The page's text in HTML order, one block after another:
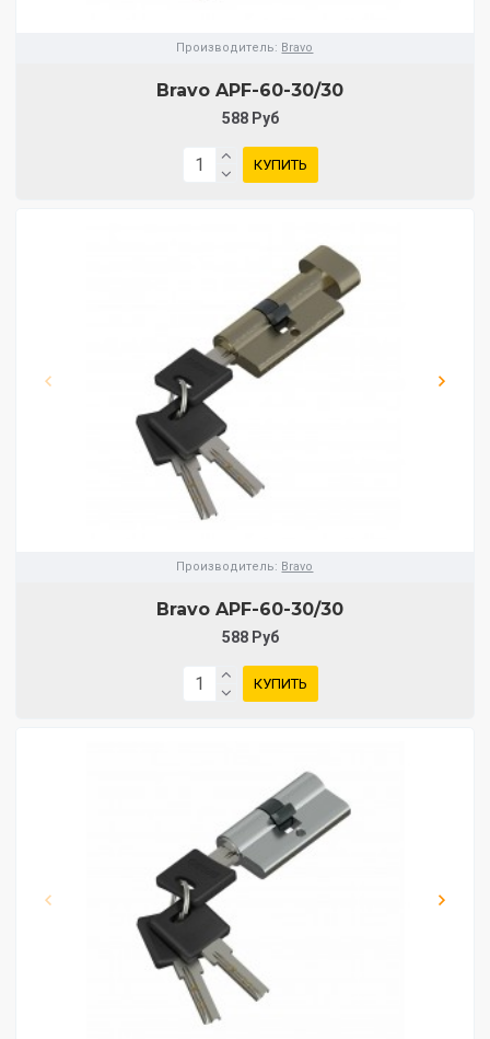
Производитель: Bravo
Bravo AРF-60-30/30
588 Руб
КУПИТЬ
Производитель: Bravo
Bravo AРF-60-30/30
588 Руб
КУПИТЬ